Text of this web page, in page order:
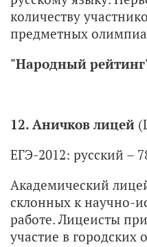
количеству
предметных
"Народный
12. Аничков лицей
ЕГЭ-2012: русский –
Академический
склонных к научно-
работе. Лицеисты
участие в городских